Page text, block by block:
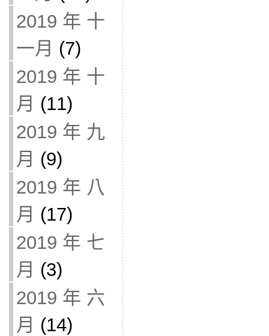
2019 年 十
一月 (7)
2019 年 十
月 (11)
2019 年 九
月 (9)
2019 年 八
月 (17)
2019 年 七
月 (3)
2019 年 六
月 (14)